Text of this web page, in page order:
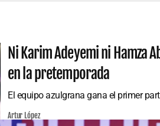
Ni Karim Adeyemi ni Hamza
en la pretemporada
El equipo azulgrana gana el primer
Artur López